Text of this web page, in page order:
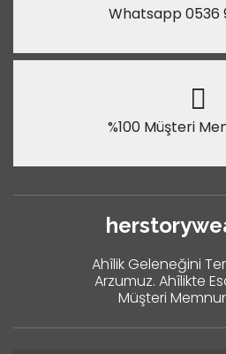
Whatsapp 0536
%100 Müşteri
Ahîlik Geleneğini
Arzumuz. Ahîlikte
Müşteri